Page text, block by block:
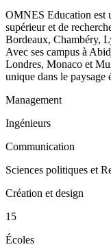
OMNES Education est
supérieur et de
Bordeaux, Chambéry,
Avec ses campus à
Londres, Monaco et
unique dans le paysage
Management
Ingénieurs
Communication
Sciences politiques et
Création et design
15
Écoles